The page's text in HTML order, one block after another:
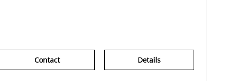
Details
Contact